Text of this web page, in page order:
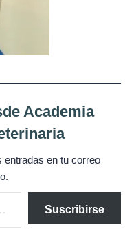
Academia
entradas en tu correo
Suscribirse